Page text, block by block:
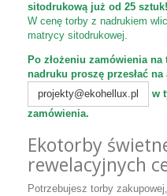
sitodrukową już od 25 sztuk!
W cenę torby z nadrukiem
matrycy sitodrukowej.
Po złożeniu zamówienia
nadruku proszę przesłać na
projekty@ekohellux.pl
w
zamówienia.
Ekotorby
rewelacyjnych
Potrzebujesz torby